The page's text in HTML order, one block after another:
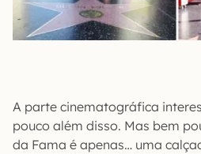
A parte cinematográfica
pouco além disso. Mas bem
da Fama é apenas… uma